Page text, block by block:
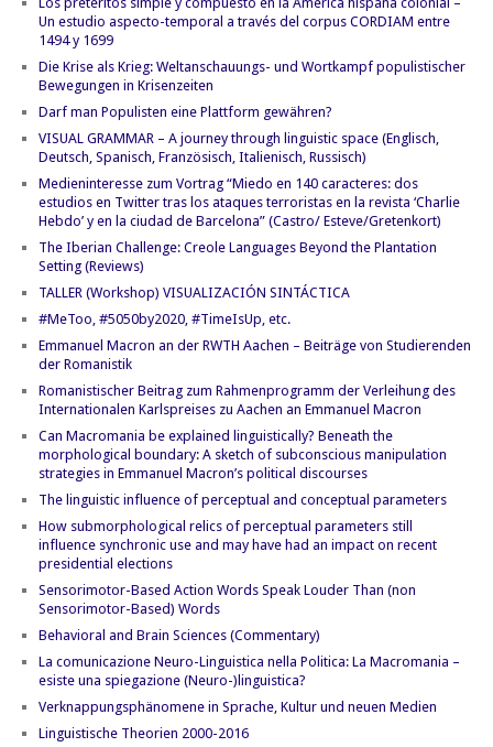
Un estudio aspecto-temporal a través del corpus CORDIAM entre
1494 y 1699
Die Krise als Krieg: Weltanschauungs- und Wortkampf populistischer
Bewegungen in Krisenzeiten
Darf man Populisten eine Plattform gewähren?
VISUAL GRAMMAR – A journey through linguistic space (Englisch,
Deutsch, Spanisch, Französisch, Italienisch, Russisch)
Medieninteresse zum Vortrag “Miedo en 140 caracteres: dos
estudios en Twitter tras los ataques terroristas en la revista ‘Charlie
Hebdo’ y en la ciudad de Barcelona” (Castro/ Esteve/Gretenkort)
The Iberian Challenge: Creole Languages Beyond the Plantation
Setting (Reviews)
TALLER (Workshop) VISUALIZACIÓN SINTÁCTICA
#MeToo, #5050by2020, #TimeIsUp, etc.
Emmanuel Macron an der RWTH Aachen – Beiträge von Studierenden
der Romanistik
Romanistischer Beitrag zum Rahmenprogramm der Verleihung des
Internationalen Karlspreises zu Aachen an Emmanuel Macron
Can Macromania be explained linguistically? Beneath the
morphological boundary: A sketch of subconscious manipulation
strategies in Emmanuel Macron’s political discourses
The linguistic influence of perceptual and conceptual parameters
How submorphological relics of perceptual parameters still
influence synchronic use and may have had an impact on recent
presidential elections
Sensorimotor-Based Action Words Speak Louder Than (non
Sensorimotor-Based) Words
Behavioral and Brain Sciences (Commentary)
La comunicazione Neuro-Linguistica nella Politica: La Macromania –
esiste una spiegazione (Neuro-)linguistica?
Verknappungsphänomene in Sprache, Kultur und neuen Medien
Linguistische Theorien 2000-2016